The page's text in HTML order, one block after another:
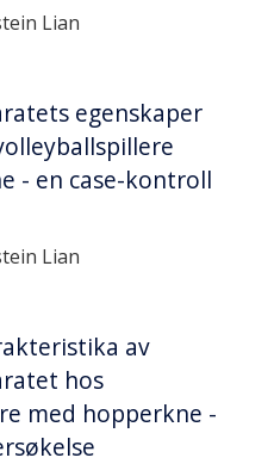
Lian
egenskaper
- en case-kontroll
Lian
av
hos
med hopperkne -